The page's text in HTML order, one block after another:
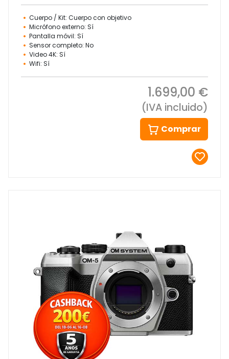
Cuerpo / Kit: Cuerpo con objetivo
Micrófono externo: Sí
Pantalla móvil: Sí
Sensor completo: No
Video 4K: Sí
Wifi: Sí
1.699,00 €
(IVA incluido)
Comprar